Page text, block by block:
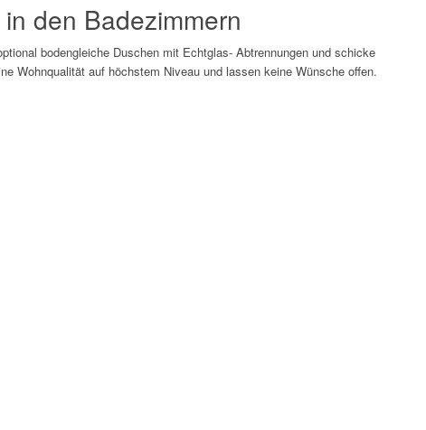
den Badezimmern
bodengleiche Duschen mit Echtglas- Abtrennungen und schicke
Wohnqualität auf höchstem Niveau und lassen keine Wünsche offen.